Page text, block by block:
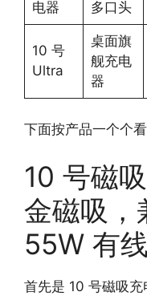
电器 多口头
10 号
Ultra
桌面旗
舰充电
器
下面按产品一个个看
10 号磁
金磁吸，
55W 有线
首先是 10 号磁吸